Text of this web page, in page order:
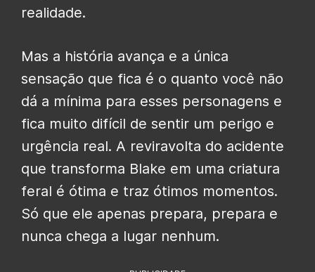
realidade.
Mas a história avança e a única
sensação que fica é o quanto você não
dá a mínima para esses personagens e
fica muito difícil de sentir um perigo e
urgência real. A reviravolta do acidente
que transforma Blake em uma criatura
feral é ótima e traz ótimos momentos.
Só que ele apenas prepara, prepara e
nunca chega a lugar nenhum.